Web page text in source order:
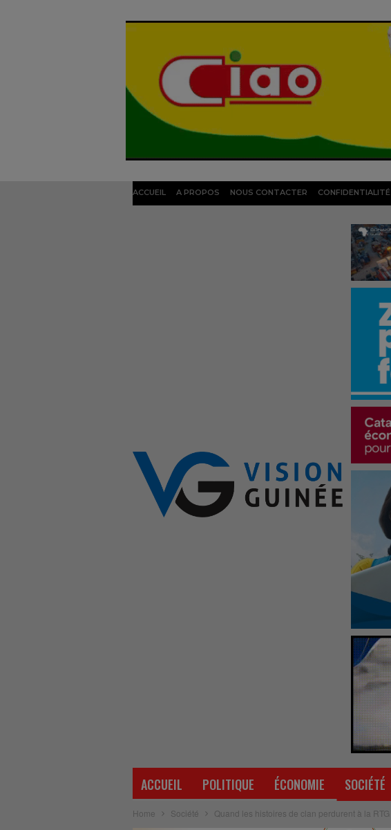
ACCUEIL A PROPOS NOUS CONTACTER CONFIDENTIALITÉ
ACCUEIL POLITIQUE ÉCONOMIE SOCIÉTÉ
Home Société Quand les histoires de clan perdurent à la RTG